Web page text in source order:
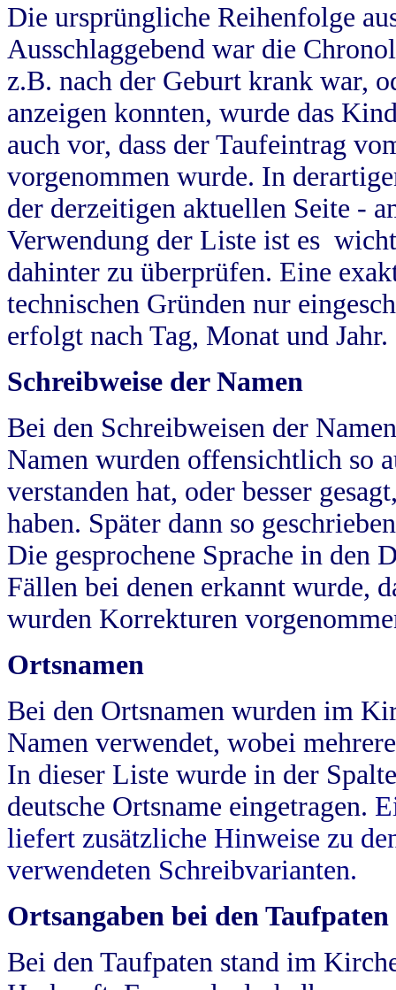
Die ursprüngliche Reihenfolge
Ausschlaggebend war die
z.B. nach der Geburt krank war,
anzeigen konnten, wurde das
auch vor, dass der Taufeintrag
vorgenommen wurde. In
der derzeitigen aktuellen Seite -
Verwendung der Liste ist es
dahinter zu überprüfen. Eine
technischen Gründen nur
erfolgt nach Tag, Monat und Jahr.
Schreibweise der Namen
Bei den Schreibweisen der
Namen wurden offensichtlich so
verstanden hat, oder besser
haben. Später dann so
Die gesprochene Sprache in
Fällen bei denen erkannt wurde,
wurden Korrekturen
Ortsnamen
Bei den Ortsnamen wurden im
Namen verwendet, wobei
In dieser Liste wurde in der
deutsche Ortsname eingetragen.
liefert zusätzliche Hinweise zu
verwendeten Schreibvarianten.
Ortsangaben bei den Taufpaten
Bei den Taufpaten stand im